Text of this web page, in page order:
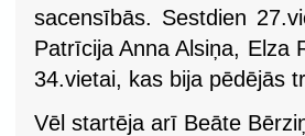
sacensībās. Sestdien
Patrīcija Anna Alsiņa, Elza
34.vietai, kas bija pēdējās
Vēl startēja arī Beāte